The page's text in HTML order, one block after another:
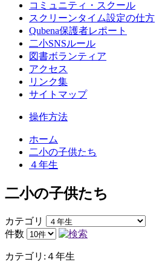
コミュニティ・スクール
スクリーンタイム設定の仕方
Qubena保護者レポート
二小SNSルール
図書ボランティア
アクセス
リンク集
サイトマップ
操作方法
ホーム
二小の子供たち
４年生
二小の子供たち
カテゴリ
件数
カテゴリ:４年生